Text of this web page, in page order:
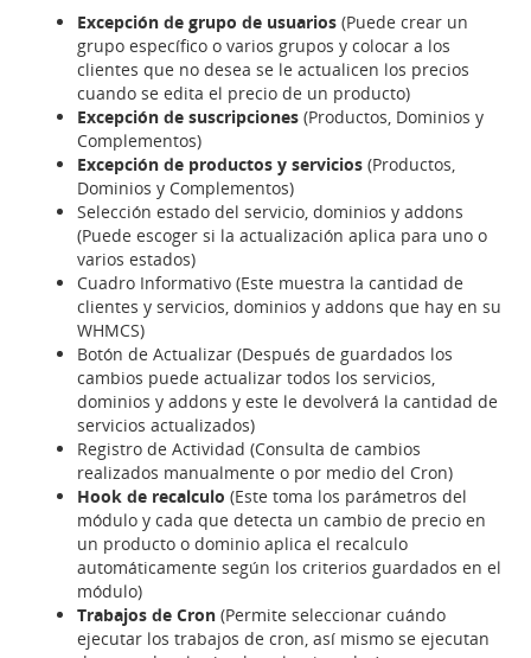
Excepción de grupo de usuarios (Puede crear un
grupo específico o varios grupos y colocar a los
clientes que no desea se le actualicen los precios
cuando se edita el precio de un producto)
Excepción de suscripciones (Productos, Dominios y
Complementos)
Excepción de productos y servicios (Productos,
Dominios y Complementos)
Selección estado del servicio, dominios y addons
(Puede escoger si la actualización aplica para uno o
varios estados)
Cuadro Informativo (Este muestra la cantidad de
clientes y servicios, dominios y addons que hay en su
WHMCS)
Botón de Actualizar (Después de guardados los
cambios puede actualizar todos los servicios,
dominios y addons y este le devolverá la cantidad de
servicios actualizados)
Registro de Actividad (Consulta de cambios
realizados manualmente o por medio del Cron)
Hook de recalculo (Este toma los parámetros del
módulo y cada que detecta un cambio de precio en
un producto o dominio aplica el recalculo
automáticamente según los criterios guardados en el
módulo)
Trabajos de Cron (Permite seleccionar cuándo
ejecutar los trabajos de cron, así mismo se ejecutan